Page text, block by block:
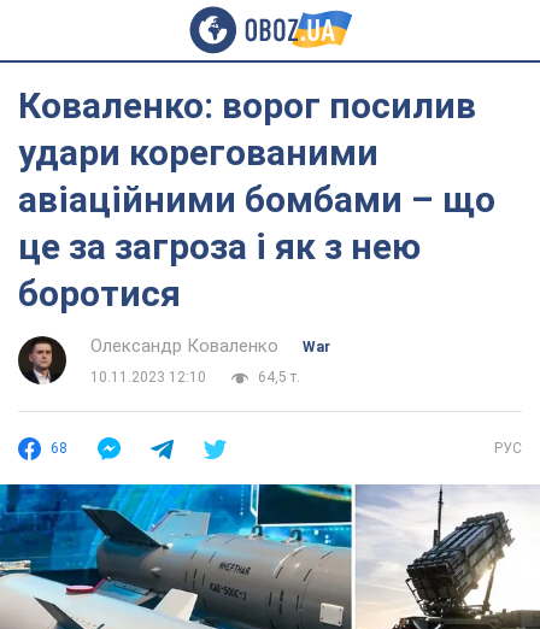
Коваленко: ворог посилив
удари корегованими
авіаційними бомбами – що
це за загроза і як з нею
боротися
Олександр Коваленко
War
10.11.2023 12:10
64,5 т.
68 РУС